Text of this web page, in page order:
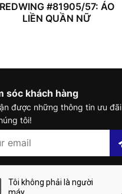
REDWING #81905/57: ÁO
LIỀN QUẦN NỮ
sóc khách hàng
được những thông tin ưu đãi
tôi!